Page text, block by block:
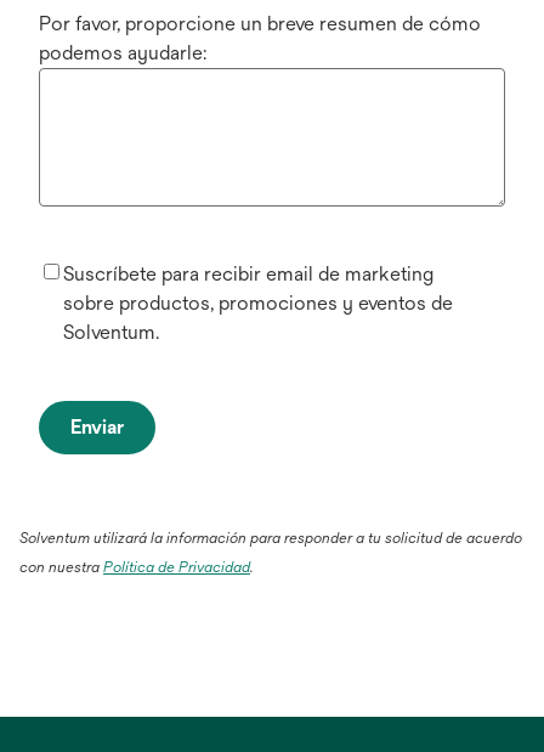
Por favor, proporcione un breve resumen de cómo
podemos ayudarle:
Suscríbete para recibir email de marketing
sobre productos, promociones y eventos de
Solventum.
Enviar
Solventum utilizará la información para responder a tu solicitud de acuerdo
con nuestra Política de Privacidad.